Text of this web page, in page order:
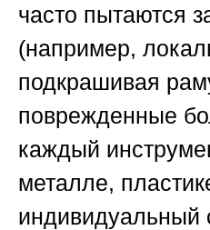
часто пытаются
(например,
подкрашивая
поврежденные
каждый
металле,
индивидуальный